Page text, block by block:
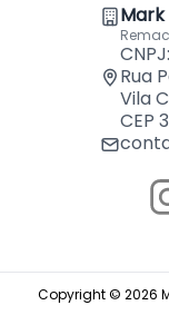
Rua
Vila
CEP
Copyright © 2026